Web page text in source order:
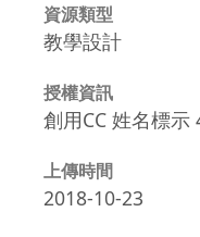
資源類型
教學設計
授權資訊
創用CC 姓名標示
上傳時間
2018-10-23